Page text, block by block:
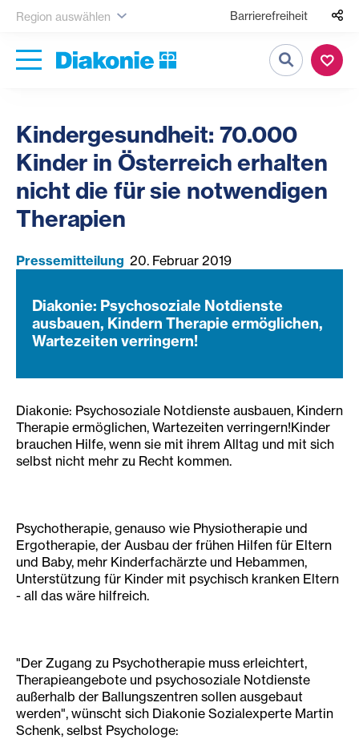
Region auswählen Barrierefreiheit
Suche
Kindergesundheit: 70.000
Kinder in Österreich erhalten
nicht die für sie notwendigen
Therapien
Pressemitteilung 20. Februar 2019
Diakonie: Psychosoziale Notdienste
ausbauen, Kindern Therapie ermöglichen,
Wartezeiten verringern!
Diakonie: Psychosoziale Notdienste ausbauen, Kindern
Therapie ermöglichen, Wartezeiten verringern!Kinder
brauchen Hilfe, wenn sie mit ihrem Alltag und mit sich
selbst nicht mehr zu Recht kommen.
Psychotherapie, genauso wie Physiotherapie und
Ergotherapie, der Ausbau der frühen Hilfen für Eltern
und Baby, mehr Kinderfachärzte und Hebammen,
Unterstützung für Kinder mit psychisch kranken Eltern
- all das wäre hilfreich.
"Der Zugang zu Psychotherapie muss erleichtert,
Therapieangebote und psychosoziale Notdienste
außerhalb der Ballungszentren sollen ausgebaut
werden", wünscht sich Diakonie Sozialexperte Martin
Schenk, selbst Psychologe: